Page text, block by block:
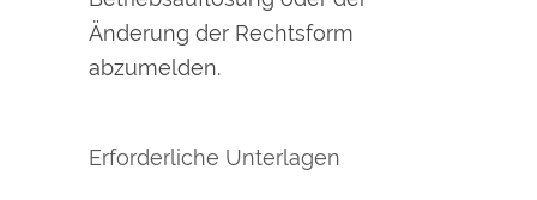
Änderung der Rechtsform
abzumelden.
Erforderliche Unterlagen